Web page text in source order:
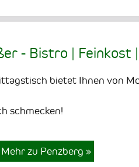
- Bistro | Feinkost
bietet Ihnen von
schmecken!
Mehr zu Penzberg»